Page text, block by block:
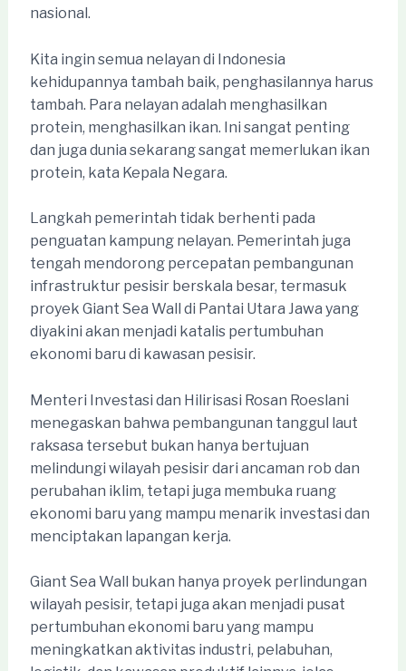
nasional.
Kita ingin semua nelayan di Indonesia
kehidupannya tambah baik, penghasilannya harus
tambah. Para nelayan adalah menghasilkan
protein, menghasilkan ikan. Ini sangat penting
dan juga dunia sekarang sangat memerlukan ikan
protein, kata Kepala Negara.
Langkah pemerintah tidak berhenti pada
penguatan kampung nelayan. Pemerintah juga
tengah mendorong percepatan pembangunan
infrastruktur pesisir berskala besar, termasuk
proyek Giant Sea Wall di Pantai Utara Jawa yang
diyakini akan menjadi katalis pertumbuhan
ekonomi baru di kawasan pesisir.
Menteri Investasi dan Hilirisasi Rosan Roeslani
menegaskan bahwa pembangunan tanggul laut
raksasa tersebut bukan hanya bertujuan
melindungi wilayah pesisir dari ancaman rob dan
perubahan iklim, tetapi juga membuka ruang
ekonomi baru yang mampu menarik investasi dan
menciptakan lapangan kerja.
Giant Sea Wall bukan hanya proyek perlindungan
wilayah pesisir, tetapi juga akan menjadi pusat
pertumbuhan ekonomi baru yang mampu
meningkatkan aktivitas industri, pelabuhan,